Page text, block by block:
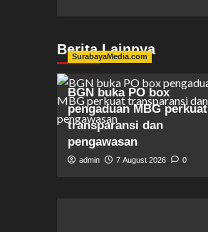
Berita Lainnya
SurabayaMedia.com
BGN buka PO box
pengaduan MBG perkuat
transparansi dan
pengawasan
admin 7 August 2026 0